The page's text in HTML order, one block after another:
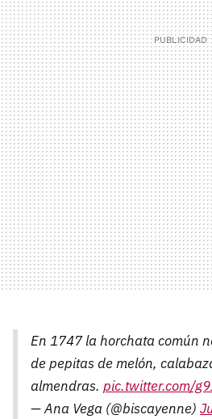
En 1747 la horchata común
de pepitas de melón,
almendras. pic.twitter.com/
— Ana Vega (@biscayenne)